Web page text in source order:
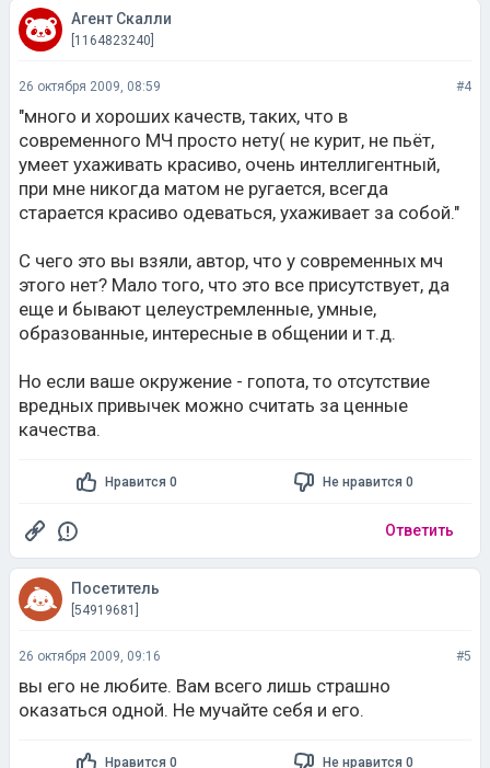
Агент Скалли
[1164823240]
26 октября 2009, 08:59 #4
"много и хороших качеств, таких, что в
современного МЧ просто нету( не курит, не пьёт,
умеет ухаживать красиво, очень интеллигентный,
при мне никогда матом не ругается, всегда
старается красиво одеваться, ухаживает за собой."
С чего это вы взяли, автор, что у современных мч
этого нет? Мало того, что это все присутствует, да
еще и бывают целеустремленные, умные,
образованные, интересные в общении и т.д.
Но если ваше окружение - гопота, то отсутствие
вредных привычек можно считать за ценные
качества.
Нравится 0 Не нравится 0
Ответить
Посетитель
[54919681]
26 октября 2009, 09:16 #5
вы его не любите. Вам всего лишь страшно
оказаться одной. Не мучайте себя и его.
Нравится 0 Не нравится 0